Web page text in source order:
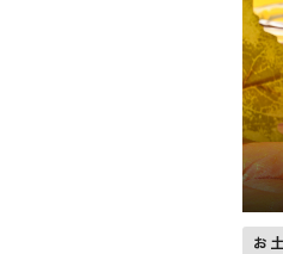
お